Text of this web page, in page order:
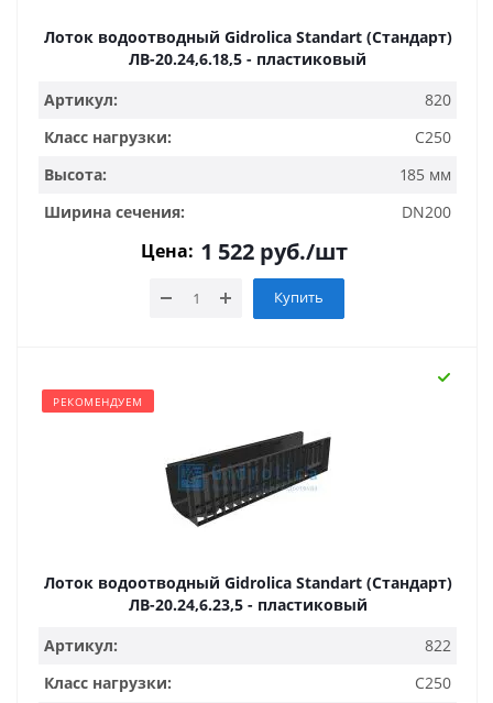
Лоток водоотводный Gidrolica Standart (Стандарт)
ЛВ-20.24,6.18,5 - пластиковый
Артикул:
820
Класс нагрузки:
C250
Высота:
185 мм
Ширина сечения:
DN200
Цена: 1 522руб./шт
Купить
РЕКОМЕНДУЕМ
Лоток водоотводный Gidrolica Standart (Стандарт)
ЛВ-20.24,6.23,5 - пластиковый
Артикул:
822
Класс нагрузки:
C250